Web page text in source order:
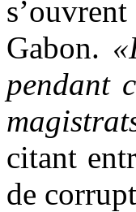
Gabon.
pendant
citant
de